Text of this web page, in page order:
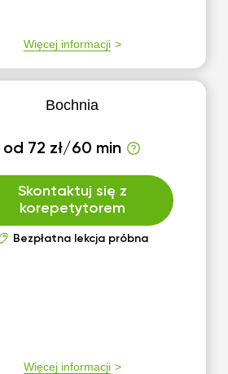
Więcej informacji
Bochnia
od 72 zł/60 min
Skontaktuj się z
korepetytorem
Bezpłatna lekcja próbna
Więcej informacji